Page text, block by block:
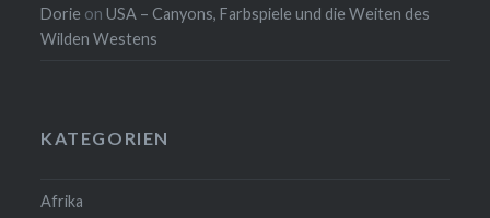
Dorie onUSA – Canyons, Farbspiele und die Weiten des
Wilden Westens
KATEGORIEN
Afrika